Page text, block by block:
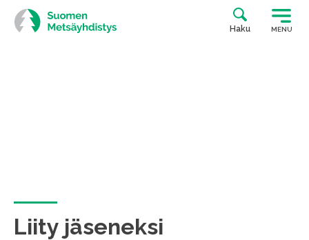
Siirry
suoraan
sisältöön
Haku MENU
Liity jäseneksi